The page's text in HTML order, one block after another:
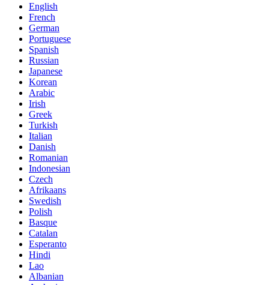
English
French
German
Portuguese
Spanish
Russian
Japanese
Korean
Arabic
Irish
Greek
Turkish
Italian
Danish
Romanian
Indonesian
Czech
Afrikaans
Swedish
Polish
Basque
Catalan
Esperanto
Hindi
Lao
Albanian